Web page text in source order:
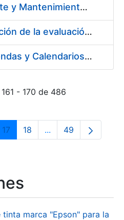
Servicios de Soporte y Mantenimiento de Licencias de Software y Help Desk de la Infraestructura de la Fábrica Nacional de Moneda y Timbre-Real Casa de la Moneda
Servicio de Realización de la evaluación de Riesgos Psicosociales y de salud laboral en los puestos de trabajo de la FNMT-RCM
Fabricación de Agendas y Calendarios para FNMT-RCM
- 170 de 486
Use TAB para
Página
17 Página
18 ...PáginasPágina
49
marca "Epson" para la